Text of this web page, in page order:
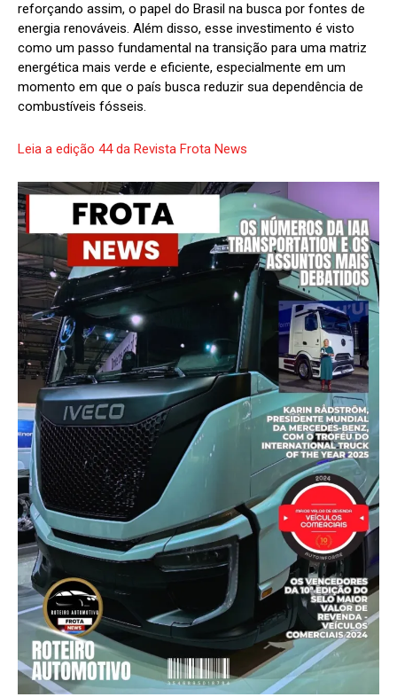
reforçando assim, o papel do Brasil na busca por fontes de
energia renováveis. Além disso, esse investimento é visto
como um passo fundamental na transição para uma matriz
energética mais verde e eficiente, especialmente em um
momento em que o país busca reduzir sua dependência de
combustíveis fósseis.
Leia a edição 44 da Revista Frota News